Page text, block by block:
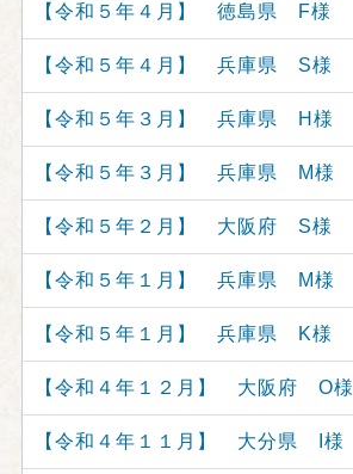
【令和５年４月】 徳島県 F様
【令和５年４月】 兵庫県 S様
【令和５年３月】 兵庫県 H様
【令和５年３月】 兵庫県 M様
【令和５年２月】 大阪府 S様
【令和５年１月】 兵庫県 M様
【令和５年１月】 兵庫県 K様
【令和４年１２月】 大阪府 O様
【令和４年１１月】 大分県 I様